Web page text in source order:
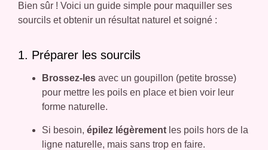
Bien sûr ! Voici un guide simple pour maquiller ses
sourcils et obtenir un résultat naturel et soigné :
1. Préparer les sourcils
Brossez-les avec un goupillon (petite brosse)
pour mettre les poils en place et bien voir leur
forme naturelle.
Si besoin, épilez légèrement les poils hors de la
ligne naturelle, mais sans trop en faire.